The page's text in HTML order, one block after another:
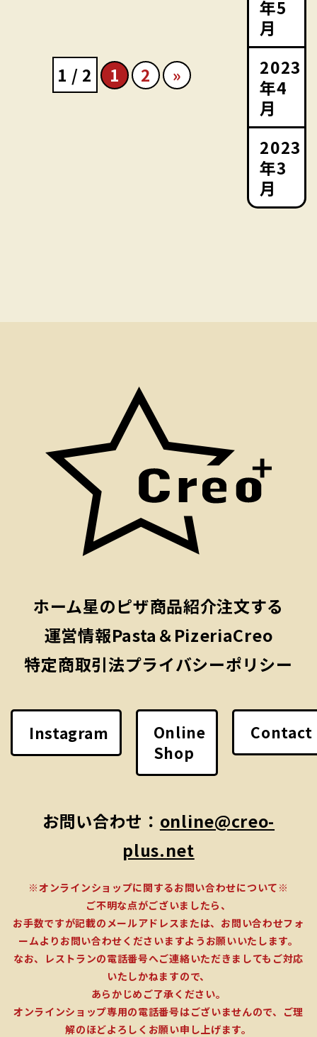
1 / 2 1 2 »
年5
月
2023
年4
月
2023
年3
月
ホーム星のピザ商品紹介注文する
運営情報Pasta＆PizeriaCreo
特定商取引法プライバシーポリシー
Instagram
Online
Shop
Contact
お問い合わせ： online@creo-
plus.net
※オンラインショップに関するお問い合わせについて※
ご不明な点がございましたら、
お手数ですが記載のメールアドレスまたは、お問い合わせフォ
ームよりお問い合わせくださいますようお願いいたします。
なお、レストランの電話番号へご連絡いただきましてもご対応
いたしかねますので、
あらかじめご了承ください。
オンラインショップ専用の電話番号はございませんので、ご理
解のほどよろしくお願い申し上げます。